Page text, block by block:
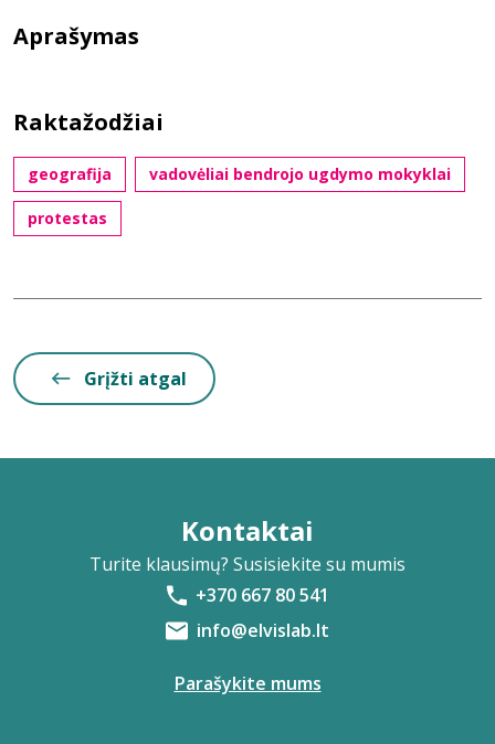
Aprašymas
Raktažodžiai
geografija vadovėliai bendrojo ugdymo mokyklai
protestas
Grįžti atgal
Kontaktai
Turite klausimų? Susisiekite su mumis
+370 667 80 541
info@elvislab.lt
Parašykite mums